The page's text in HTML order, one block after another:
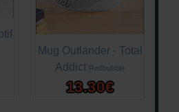
Mug Outlander - Total
Addict Redbubble
13.30€